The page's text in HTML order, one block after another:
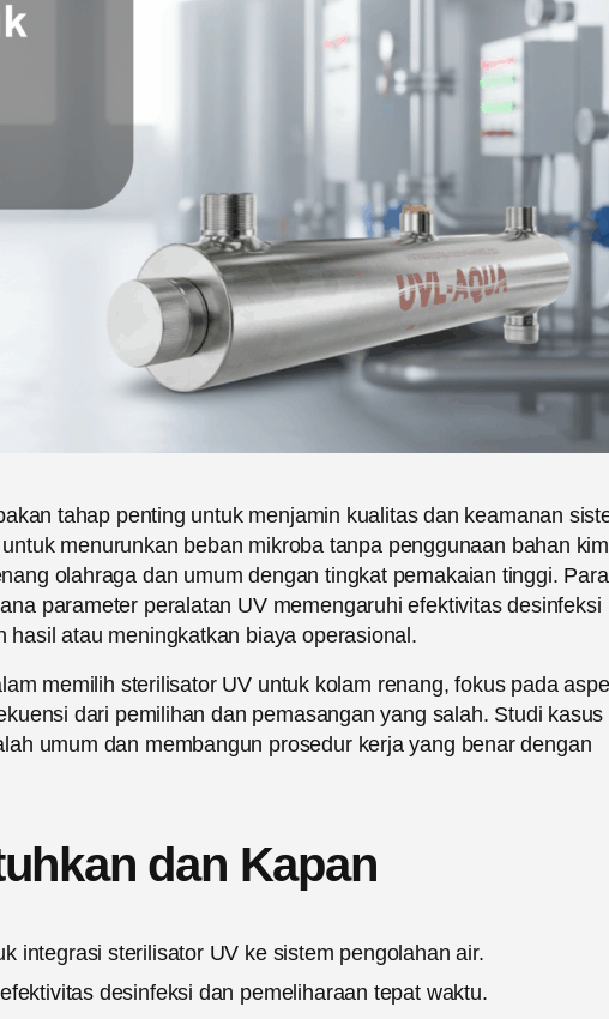
tahap penting untuk menjamin kualitas dan keamanan
menurunkan beban mikroba tanpa penggunaan bahan
olahraga dan umum dengan tingkat pemakaian tinggi. Para
parameter peralatan UV memengaruhi efektivitas desinfeksi
atau meningkatkan biaya operasional.
memilih sterilisator UV untuk kolam renang, fokus pada
dari pemilihan dan pemasangan yang salah. Studi kasus
umum dan membangun prosedur kerja yang benar dengan
dan Kapan
integrasi sterilisator UV ke sistem pengolahan air.
desinfeksi dan pemeliharaan tepat waktu.